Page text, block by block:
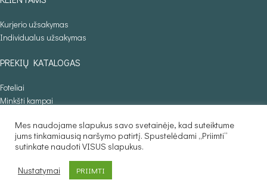
Kurjerio užsakymas
Individualus užsakymas
PREKIŲ KATALOGAS
Foteliai
Minkšti kampai
Sofos lovos
Stalai
Baldaila.lt © 2025
Mes naudojame slapukus savo svetainėje, kad suteiktume
jums tinkamiausią naršymo patirtį. Spustelėdami „Priimti“
sutinkate naudoti VISUS slapukus.
Nustatymai PRIIMTI